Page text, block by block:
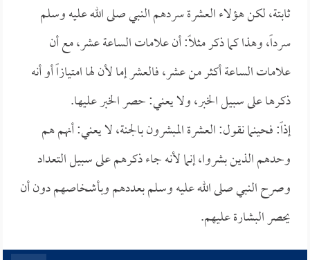
ثابتة، لكن هؤلاء العشرة سردهم النبي صلى الله عليه وسلم
سرداً، وهذا كما ذكر مثلاً: أن علامات الساعة عشر، مع أن
علامات الساعة أكثر من عشر، فالعشر إما لأن لها امتيازاً أو أنه
ذكرها على سبيل الخبر، ولا يعني: حصر الخبر عليها.
إذاً: فحينما نقول: العشرة المبشرون بالجنة، لا يعني: أنهم هم
وحدهم الذين بشروا، إنما لأنه جاء ذكرهم على سبيل التعداد
وصرح النبي صلى الله عليه وسلم بعددهم وبأشخاصهم دون أن
يحصر البشارة عليهم.